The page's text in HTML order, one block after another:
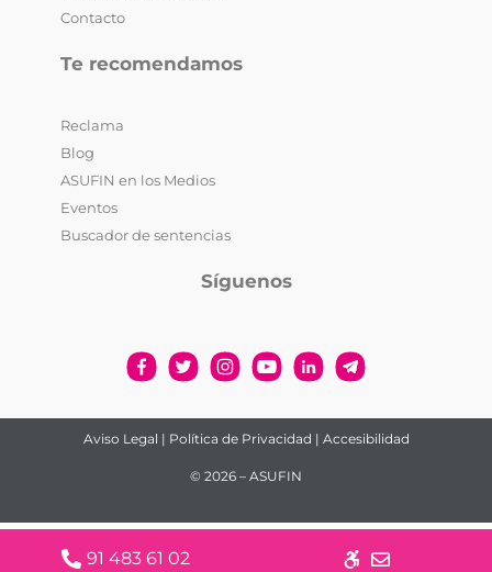
91 483 61 02
Contacto
Te recomendamos
Reclama
Blog
ASUFIN en los Medios
Eventos
Buscador de sentencias
Síguenos
Aviso Legal | Política de Privacidad | Accesibilidad
© 2026 – ASUFIN